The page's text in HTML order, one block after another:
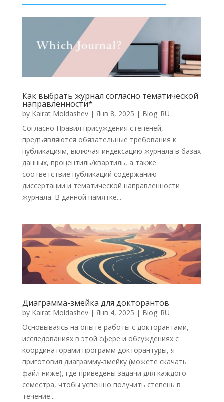
Как выбрать журнал согласно тематической
направленности*
by Kairat Moldashev| Янв 8, 2025 | Blog_RU
Согласно Правил присуждения степеней,
предъявляются обязательные требования к
публикациям, включая индексацию журнала в базах
данных, процентиль/квартиль, а также
соответствие публикаций содержанию
диссертации и тематической направленности
журнала. В данной памятке...
Диаграмма-змейка для докторантов
by Kairat Moldashev| Янв 4, 2025 | Blog_RU
Основываясь на опыте работы с докторантами,
исследованиях в этой сфере и обсуждениях с
координаторами программ докторантуры, я
приготовил диаграмму-змейку (можете скачать
файл ниже), где приведены задачи для каждого
семестра, чтобы успешно получить степень в
течение...